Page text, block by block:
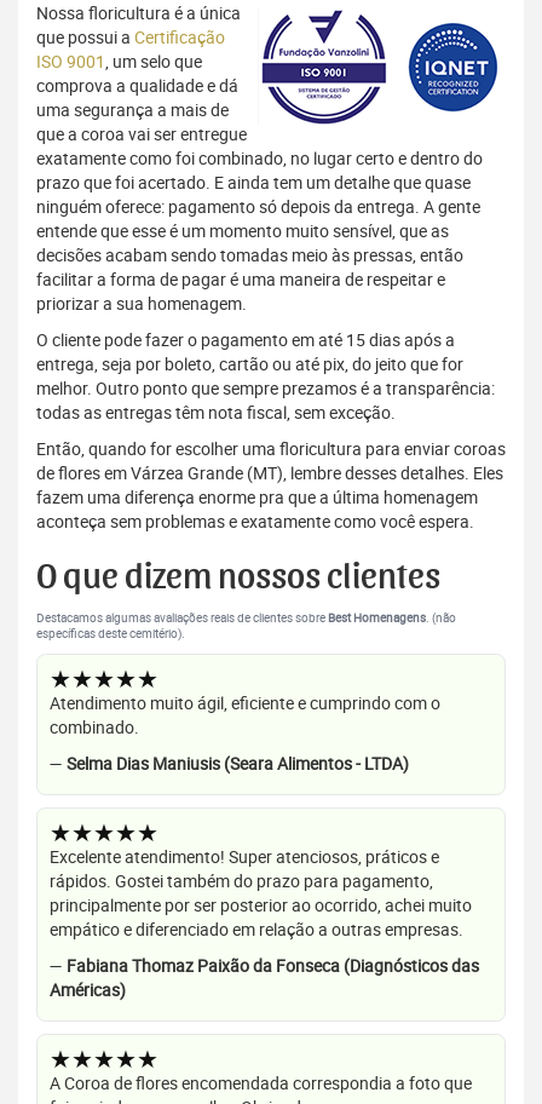
Nossa floricultura é a única
que possui a Certificação
ISO 9001, um selo que
comprova a qualidade e dá
uma segurança a mais de
que a coroa vai ser entregue
exatamente como foi combinado, no lugar certo e dentro do
prazo que foi acertado. E ainda tem um detalhe que quase
ninguém oferece: pagamento só depois da entrega. A gente
entende que esse é um momento muito sensível, que as
decisões acabam sendo tomadas meio às pressas, então
facilitar a forma de pagar é uma maneira de respeitar e
priorizar a sua homenagem.
O cliente pode fazer o pagamento em até 15 dias após a
entrega, seja por boleto, cartão ou até pix, do jeito que for
melhor. Outro ponto que sempre prezamos é a transparência:
todas as entregas têm nota fiscal, sem exceção.
Então, quando for escolher uma floricultura para enviar coroas
de flores em Várzea Grande (MT), lembre desses detalhes. Eles
fazem uma diferença enorme pra que a última homenagem
aconteça sem problemas e exatamente como você espera.
O que dizem nossos clientes
Destacamos algumas avaliações reais de clientes sobre Best Homenagens. (não
específicas deste cemitério).
★★★★★
Atendimento muito ágil, eficiente e cumprindo com o
combinado.
— Selma Dias Maniusis (Seara Alimentos - LTDA)
★★★★★
Excelente atendimento! Super atenciosos, práticos e
rápidos. Gostei também do prazo para pagamento,
principalmente por ser posterior ao ocorrido, achei muito
empático e diferenciado em relação a outras empresas.
— Fabiana Thomaz Paixão da Fonseca (Diagnósticos das
Américas)
★★★★★
A Coroa de flores encomendada correspondia a foto que